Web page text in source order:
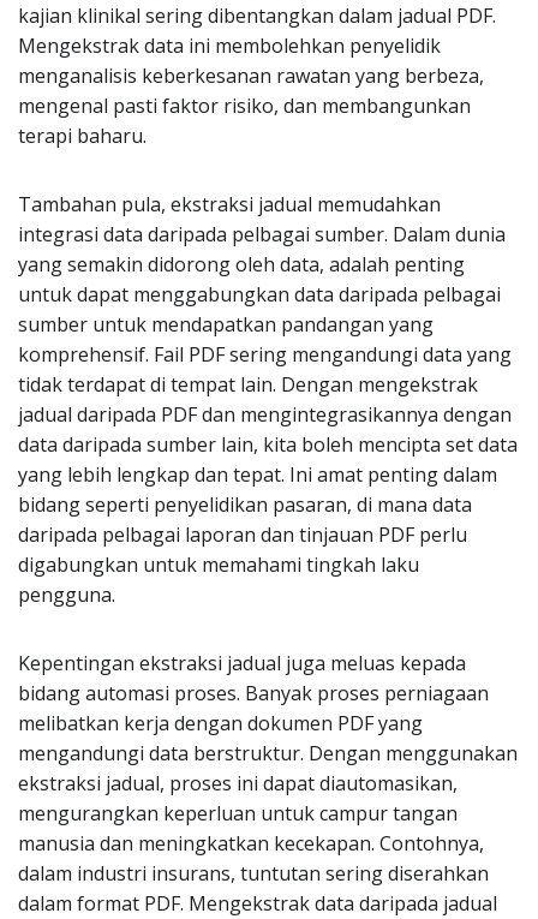
kajian klinikal sering dibentangkan dalam jadual PDF.
Mengekstrak data ini membolehkan penyelidik
menganalisis keberkesanan rawatan yang berbeza,
mengenal pasti faktor risiko, dan membangunkan
terapi baharu.
Tambahan pula, ekstraksi jadual memudahkan
integrasi data daripada pelbagai sumber. Dalam dunia
yang semakin didorong oleh data, adalah penting
untuk dapat menggabungkan data daripada pelbagai
sumber untuk mendapatkan pandangan yang
komprehensif. Fail PDF sering mengandungi data yang
tidak terdapat di tempat lain. Dengan mengekstrak
jadual daripada PDF dan mengintegrasikannya dengan
data daripada sumber lain, kita boleh mencipta set data
yang lebih lengkap dan tepat. Ini amat penting dalam
bidang seperti penyelidikan pasaran, di mana data
daripada pelbagai laporan dan tinjauan PDF perlu
digabungkan untuk memahami tingkah laku
pengguna.
Kepentingan ekstraksi jadual juga meluas kepada
bidang automasi proses. Banyak proses perniagaan
melibatkan kerja dengan dokumen PDF yang
mengandungi data berstruktur. Dengan menggunakan
ekstraksi jadual, proses ini dapat diautomasikan,
mengurangkan keperluan untuk campur tangan
manusia dan meningkatkan kecekapan. Contohnya,
dalam industri insurans, tuntutan sering diserahkan
dalam format PDF. Mengekstrak data daripada jadual